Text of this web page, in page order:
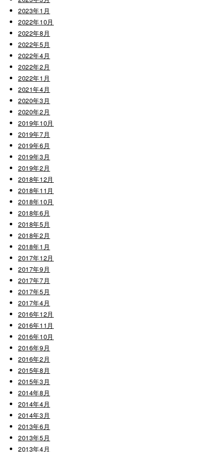
2023年1月
2022年10月
2022年8月
2022年5月
2022年4月
2022年2月
2022年1月
2021年4月
2020年3月
2020年2月
2019年10月
2019年7月
2019年6月
2019年3月
2019年2月
2018年12月
2018年11月
2018年10月
2018年6月
2018年5月
2018年2月
2018年1月
2017年12月
2017年9月
2017年7月
2017年5月
2017年4月
2016年12月
2016年11月
2016年10月
2016年9月
2016年2月
2015年8月
2015年3月
2014年8月
2014年4月
2014年3月
2013年6月
2013年5月
2013年4月